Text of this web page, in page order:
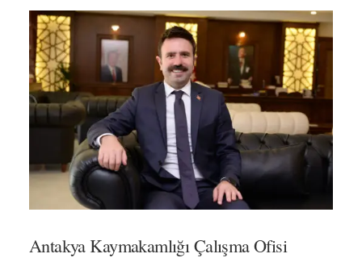
Antakya Kaymakamlığı Çalışma Ofisi